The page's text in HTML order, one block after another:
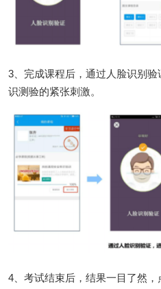
3、完成课程后，通过人脸识别
识测验的紧张刺激。
4、考试结束后，结果一目了然